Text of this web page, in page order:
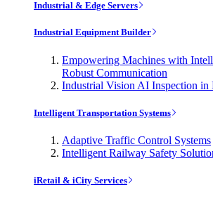
Industrial & Edge Servers
Industrial Equipment Builder
Empowering Machines with
Robust Communication
Industrial Vision AI Inspection in
Intelligent Transportation Systems
Adaptive Traffic Control Systems
Intelligent Railway Safety
iRetail & iCity Services